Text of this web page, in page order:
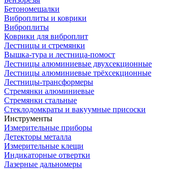
Бетономешалки
Виброплиты и коврики
Виброплиты
Коврики для виброплит
Лестницы и стремянки
Вышка-тура и лестница-помост
Лестницы алюминиевые двухсекционные
Лестницы алюминиевые трёхсекционные
Лестницы-трансформеры
Стремянки алюминиевые
Стремянки стальные
Стеклодомкраты и вакуумные присоски
Инструменты
Измерительные приборы
Детекторы металла
Измерительные клещи
Индикаторные отвертки
Лазерные дальномеры